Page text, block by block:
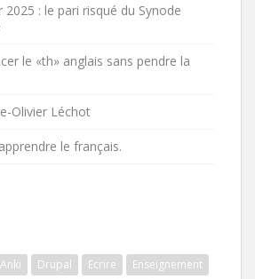
2025 : le pari risqué du Synode
le «th» anglais sans pendre la
Olivier Léchot
le français.
Anki Drupal Ecrire
Enseignement